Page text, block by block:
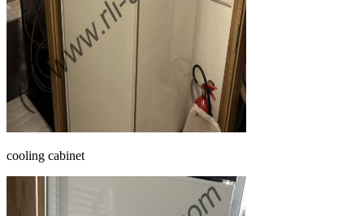
cooling cabinet